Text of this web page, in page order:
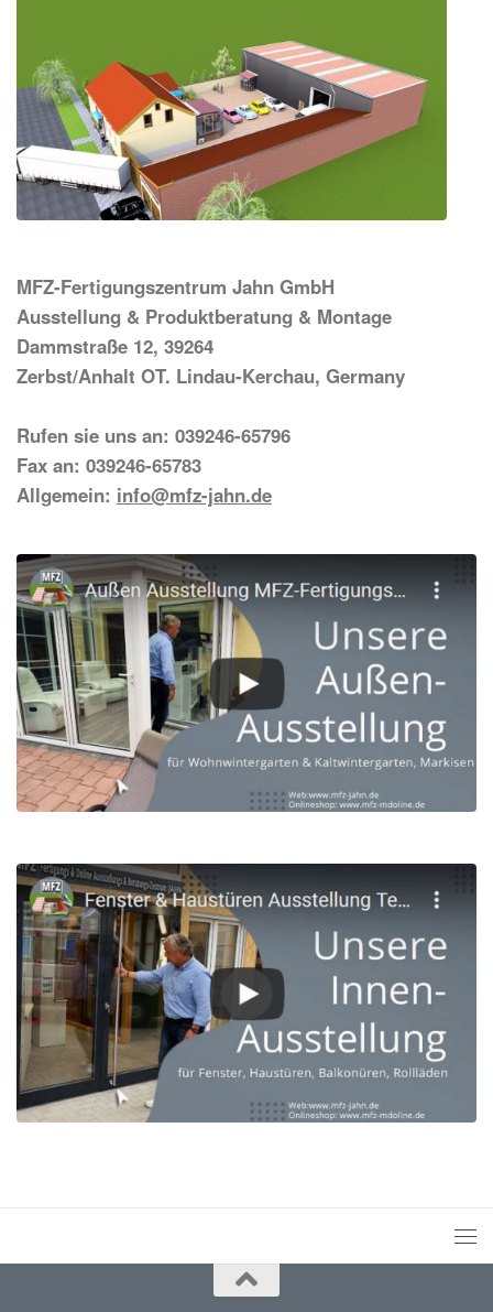
MFZ-Fertigungszentrum Jahn GmbH
Ausstellung & Produktberatung & Montage
Dammstraße 12, 39264
Zerbst/Anhalt OT. Lindau-Kerchau, Germany
Rufen sie uns an: 039246-65796
Fax an: 039246-65783
Allgemein: info@mfz-jahn.de